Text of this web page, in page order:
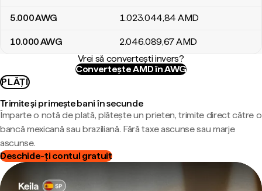
5.000AWG 1.023.044,84 AMD
10.000AWG 2.046.089,67AMD
Vrei să convertești invers?
Convertește AMD în AWG
PLĂȚI
Trimite și primește bani în secunde
Împarte o notă de plată, plătește un prieten, trimite direct către o
bancă mexicană sau braziliană. Fără taxe ascunse sau marje
ascunse.
Deschide-ți contul gratuit